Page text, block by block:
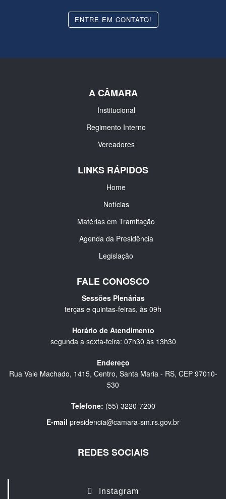
ENTRE EM CONTATO!
A CÂMARA
Institucional
Regimento Interno
Vereadores
LINKS RÁPIDOS
Home
Notícias
Matérias em Tramitação
Agenda da Presidência
Legislação
FALE CONOSCO
Sessões Plenárias
terças e quintas-feiras, às 09h
Horário de Atendimento
segunda a sexta-feira: 07h30 às 13h30
Endereço
Rua Vale Machado, 1415, Centro, Santa Maria - RS, CEP 97010-
530
Telefone: (55) 3220-7200
E-mail presidencia@camara-sm.rs.gov.br
REDES SOCIAIS
Instagram